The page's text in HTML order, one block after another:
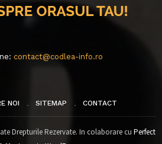
contact@codlea-info.ro
NOI SITEMAP CONTACT
Drepturile Rezervate. In colaborare cu Perfect